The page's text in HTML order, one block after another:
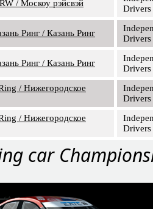
/ Москоу рэйсвэй
Drivers
Ринг / Казань Ринг
Drivers
Ринг / Казань Ринг
Drivers
/ Нижегородское
Drivers
/ Нижегородское
Drivers
car